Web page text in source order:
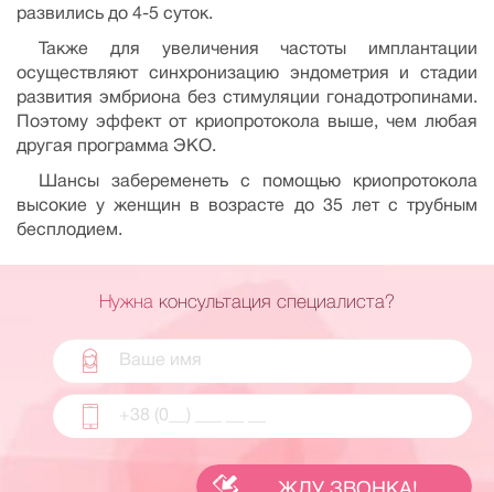
развились до 4-5 суток.
Также для увеличения частоты имплантации
осуществляют синхронизацию эндометрия и стадии
развития эмбриона без стимуляции гонадотропинами.
Поэтому эффект от криопротокола выше, чем любая
другая программа ЭКО.
Шансы забеременеть с помощью криопротокола
высокие у женщин в возрасте до 35 лет с трубным
бесплодием.
Нужна консультация специалиста?